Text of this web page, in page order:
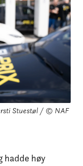
Stuestøl / © NAF
hadde høy